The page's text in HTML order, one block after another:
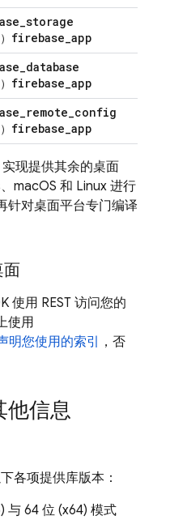
_storage
firebase_app
_database
firebase_app
_remote_config
firebase_app
现提供其余的桌面
macOS 和 Linux 进行
针对桌面平台专门编译
面
使用 REST 访问您的
使用
明您使用的索引
，否
他信息
各项提供库版本：
与 64 位 (x64) 模式